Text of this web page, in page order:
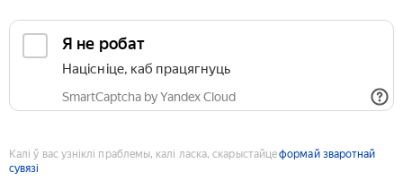
Я не робат
Націсніце, каб працягнуць
SmartCaptcha by Yandex Cloud
Калі ў вас узніклі праблемы, калі ласка, скарыстайцеформай зваротнай
сувязі